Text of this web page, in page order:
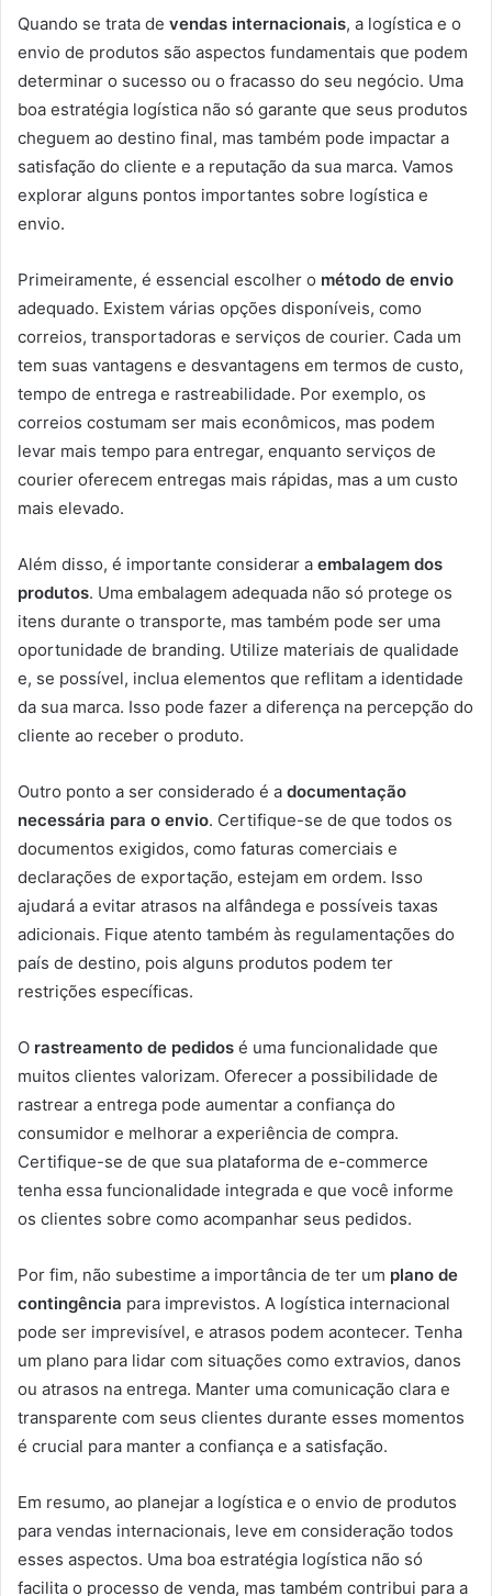
Quando se trata de vendas internacionais, a logística e o
envio de produtos são aspectos fundamentais que podem
determinar o sucesso ou o fracasso do seu negócio. Uma
boa estratégia logística não só garante que seus produtos
cheguem ao destino final, mas também pode impactar a
satisfação do cliente e a reputação da sua marca. Vamos
explorar alguns pontos importantes sobre logística e
envio.
Primeiramente, é essencial escolher o método de envio
adequado. Existem várias opções disponíveis, como
correios, transportadoras e serviços de courier. Cada um
tem suas vantagens e desvantagens em termos de custo,
tempo de entrega e rastreabilidade. Por exemplo, os
correios costumam ser mais econômicos, mas podem
levar mais tempo para entregar, enquanto serviços de
courier oferecem entregas mais rápidas, mas a um custo
mais elevado.
Além disso, é importante considerar a embalagem dos
produtos. Uma embalagem adequada não só protege os
itens durante o transporte, mas também pode ser uma
oportunidade de branding. Utilize materiais de qualidade
e, se possível, inclua elementos que reflitam a identidade
da sua marca. Isso pode fazer a diferença na percepção do
cliente ao receber o produto.
Outro ponto a ser considerado é a documentação
necessária para o envio. Certifique-se de que todos os
documentos exigidos, como faturas comerciais e
declarações de exportação, estejam em ordem. Isso
ajudará a evitar atrasos na alfândega e possíveis taxas
adicionais. Fique atento também às regulamentações do
país de destino, pois alguns produtos podem ter
restrições específicas.
O rastreamento de pedidos é uma funcionalidade que
muitos clientes valorizam. Oferecer a possibilidade de
rastrear a entrega pode aumentar a confiança do
consumidor e melhorar a experiência de compra.
Certifique-se de que sua plataforma de e-commerce
tenha essa funcionalidade integrada e que você informe
os clientes sobre como acompanhar seus pedidos.
Por fim, não subestime a importância de ter um plano de
contingência para imprevistos. A logística internacional
pode ser imprevisível, e atrasos podem acontecer. Tenha
um plano para lidar com situações como extravios, danos
ou atrasos na entrega. Manter uma comunicação clara e
transparente com seus clientes durante esses momentos
é crucial para manter a confiança e a satisfação.
Em resumo, ao planejar a logística e o envio de produtos
para vendas internacionais, leve em consideração todos
esses aspectos. Uma boa estratégia logística não só
facilita o processo de venda, mas também contribui para a